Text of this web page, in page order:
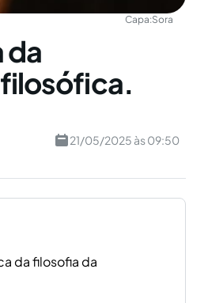
Capa:Sora
da
21/05/2025 às 09:50
da filosofia da